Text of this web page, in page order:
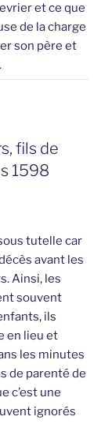
et ce que
de la charge
son père et
fils de
1598
tutelle car
avant les
Ainsi, les
souvent
ils
en lieu et
les minutes
de parenté de
c’est une
ignorés